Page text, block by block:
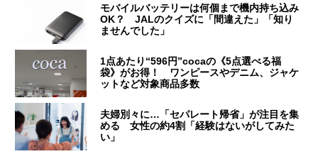
モバイルバッテリーは何個まで機内持ち込み
OK？ JALのクイズに「間違えた」「知り
ませんでした」
1点あたり“596円”cocaの《5点選べる福
袋》がお得！ ワンピースやデニム、ジャケ
ットなど対象商品多数
夫婦別々に…「セパレート帰省」が注目を集
める 女性の約4割「経験はないがしてみた
い」